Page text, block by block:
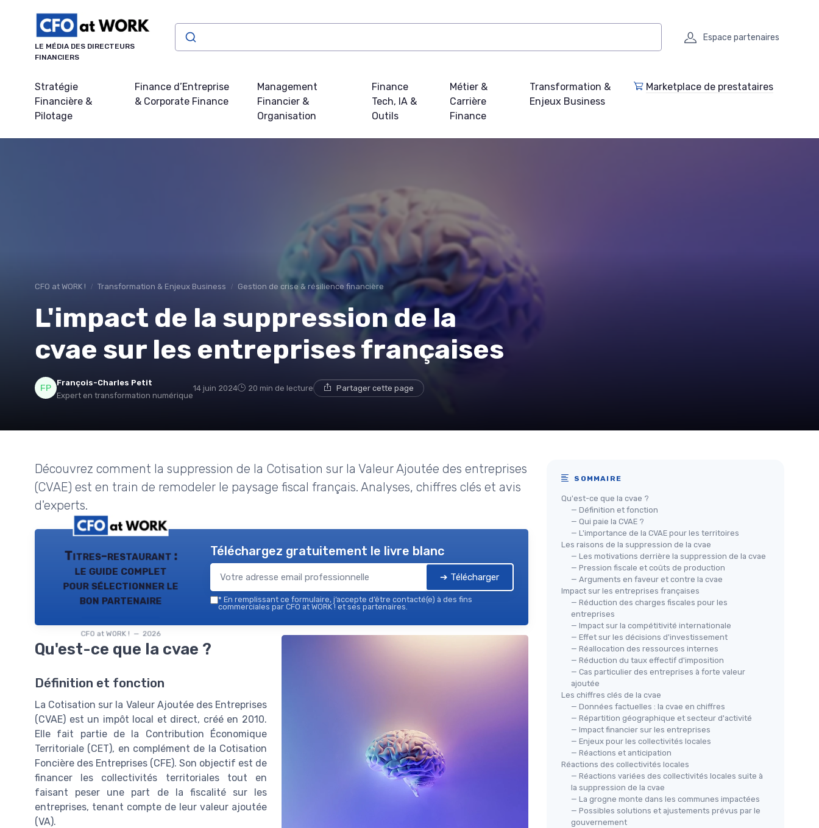
LE MÉDIA DES DIRECTEURS
FINANCIERS
Espace partenaires
Stratégie
Financière &
Pilotage
Finance d’Entreprise
& Corporate Finance
Management
Financier &
Organisation
Finance
Tech, IA &
Outils
Métier &
Carrière
Finance
Transformation &
Enjeux Business
Marketplace de prestataires
CFO at WORK ! Transformation & Enjeux Business Gestion de crise & résilience financière
L'impact de la suppression de la
cvae sur les entreprises françaises
François-Charles Petit
Expert en transformation numérique
14 juin 2024 20 min de lecture Partager cette page
Découvrez comment la suppression de la Cotisation sur la Valeur Ajoutée des entreprises
(CVAE) est en train de remodeler le paysage fiscal français. Analyses, chiffres clés et avis
d'experts.
Titres-restaurant :
le guide complet
pour sélectionner le
bon partenaire
CFO at WORK ! — 2026
Téléchargez gratuitement le livre blanc
➔ Télécharger
* En remplissant ce formulaire, j’accepte d’être contacté(e) à des fins
commerciales par CFO at WORK ! et ses partenaires.
Qu'est-ce que la cvae ?
Définition et fonction
La Cotisation sur la Valeur Ajoutée des Entreprises
(CVAE) est un impôt local et direct, créé en 2010.
Elle fait partie de la Contribution Économique
Territoriale (CET), en complément de la Cotisation
Foncière des Entreprises (CFE). Son objectif est de
financer les collectivités territoriales tout en
faisant peser une part de la fiscalité sur les
entreprises, tenant compte de leur valeur ajoutée
(VA).
SOMMAIRE
Qu'est-ce que la cvae ?
— Définition et fonction
— Qui paie la CVAE ?
— L'importance de la CVAE pour les territoires
Les raisons de la suppression de la cvae
— Les motivations derrière la suppression de la cvae
— Pression fiscale et coûts de production
— Arguments en faveur et contre la cvae
Impact sur les entreprises françaises
— Réduction des charges fiscales pour les
entreprises
— Impact sur la compétitivité internationale
— Effet sur les décisions d'investissement
— Réallocation des ressources internes
— Réduction du taux effectif d'imposition
— Cas particulier des entreprises à forte valeur
ajoutée
Les chiffres clés de la cvae
— Données factuelles : la cvae en chiffres
— Répartition géographique et secteur d'activité
— Impact financier sur les entreprises
— Enjeux pour les collectivités locales
— Réactions et anticipation
Réactions des collectivités locales
— Réactions variées des collectivités locales suite à
la suppression de la cvae
— La grogne monte dans les communes impactées
— Possibles solutions et ajustements prévus par le
gouvernement